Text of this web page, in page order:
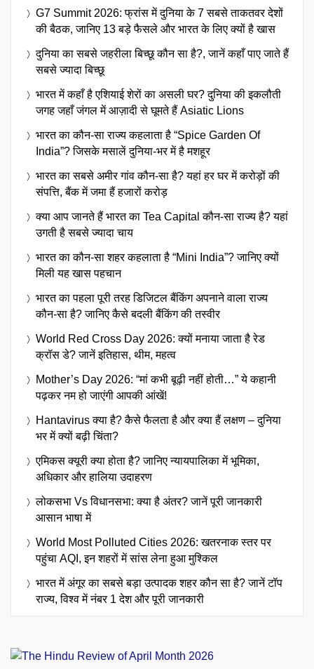
G7 Summit 2026: फ्रांस में दुनिया के 7 सबसे ताकतवर देशों
की बैठक, जानिए 13 बड़े फैसले और भारत के लिए क्यों है खास
दुनिया का सबसे जहरीला बिच्छू कौन सा है?, जानें कहाँ पाए जाते हैं
सबसे ज्यादा बिच्छू
भारत में कहाँ है एशियाई शेरों का असली घर? दुनिया की इकलौती
जगह जहाँ जंगल में आज़ादी से घूमते हैं Asiatic Lions
भारत का कौन-सा राज्य कहलाता है “Spice Garden Of
India”? जिसके मसालें दुनिया-भर में है मशहूर
भारत का सबसे अमीर गांव कौन-सा है? यहां हर घर में करोड़ों की
संपत्ति, बैंक में जमा हैं हजारों करोड़
क्या आप जानते हैं भारत का Tea Capital कौन-सा राज्य है? यहां
उगती है सबसे ज्यादा चाय
भारत का कौन-सा शहर कहलाता है “Mini India”? जानिए क्यों
मिली यह खास पहचान
भारत का पहला पूरी तरह डिजिटल बैंकिंग अपनाने वाला राज्य
कौन-सा है? जानिए कैसे बदली बैंकिंग की तस्वीर
World Red Cross Day 2026: क्यों मनाया जाता है रेड
क्रॉस डे? जानें इतिहास, थीम, महत्व
Mother’s Day 2026: “मां कभी बूढ़ी नहीं होती…” ये कहानी
पढ़कर नम हो जाएंगी आपकी आंखें!
Hantavirus क्या है? कैसे फैलता है और क्या हैं लक्षण – दुनिया
भर में क्यों बढ़ी चिंता?
एमिकस क्यूरी क्या होता है? जानिए न्यायपालिका में भूमिका,
अधिकार और हालिया उदाहरण
लोकसभा Vs विधानसभा: क्या है अंतर? जानें पूरी जानकारी
आसान भाषा में
World Most Polluted Cities 2026: खतरनाक स्तर पर
पहुंचा AQI, इन शहरों में सांस लेना हुआ मुश्किल
भारत में अंगूर का सबसे बड़ा उत्पादक शहर कौन सा है? जानें टॉप
राज्य, विश्व में नंबर 1 देश और पूरी जानकारी